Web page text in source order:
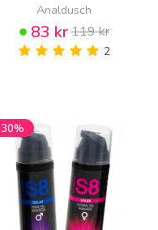
Analdusch
83 kr119 kr
2
30%